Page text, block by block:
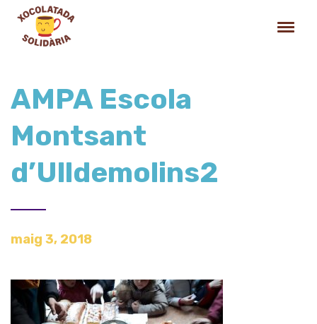
AMPA Escola
Montsant
d’Ulldemolins2
maig 3, 2018